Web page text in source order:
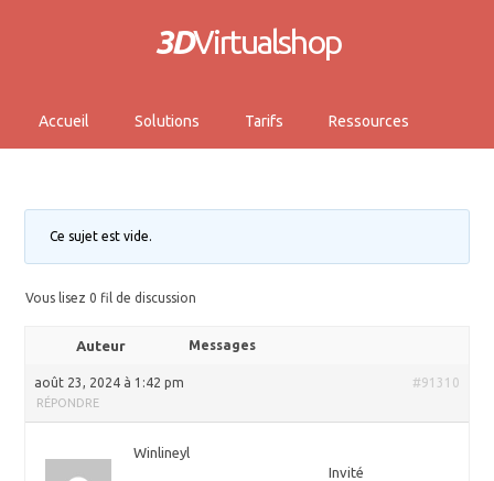
3DVirtualshop
Accueil Solutions Tarifs Ressources
Ce sujet est vide.
Vous lisez 0 fil de discussion
Auteur Messages
août 23, 2024 à 1:42 pm #91310
RÉPONDRE
Winlineyl
Invité